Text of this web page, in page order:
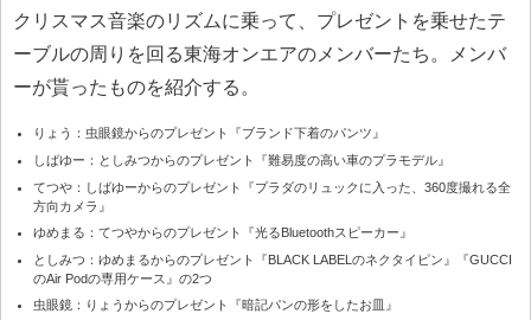
クリスマス音楽のリズムに乗って、プレゼントを乗せたテ
ーブルの周りを回る東海オンエアのメンバーたち。メンバ
ーが貰ったものを紹介する。
りょう：虫眼鏡からのプレゼント『ブランド下着のパンツ』
しばゆー：としみつからのプレゼント『難易度の高い車のプラモデル』
てつや：しばゆーからのプレゼント『プラダのリュックに入った、360度撮れる全
方向カメラ』
ゆめまる：てつやからのプレゼント『光るBluetoothスピーカー』
としみつ：ゆめまるからのプレゼント『BLACK LABELのネクタイピン』『GUCCI
のAir Podの専用ケース』の2つ
虫眼鏡：りょうからのプレゼント『暗記パンの形をしたお皿』